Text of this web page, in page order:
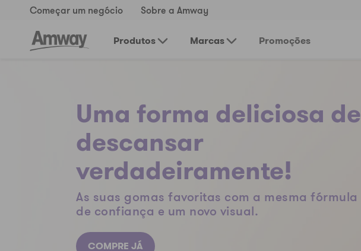
Começar um negócio Sobre a Amway
Produtos Marcas Promoções
Uma forma deliciosa de
descansar
verdadeiramente!
As suas gomas favoritas com a mesma fórmula
de confiança e um novo visual.
COMPRE JÁ